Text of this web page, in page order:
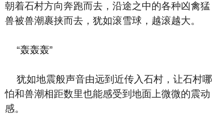
朝着石村方向奔跑而去，沿途之中的各种凶禽猛
兽被兽潮裹挟而去，犹如滚雪球，越滚越大。
“轰轰轰”
犹如地震般声音由远到近传入石村，让石村哪
怕和兽潮相距数里也能感受到地面上微微的震动
感。